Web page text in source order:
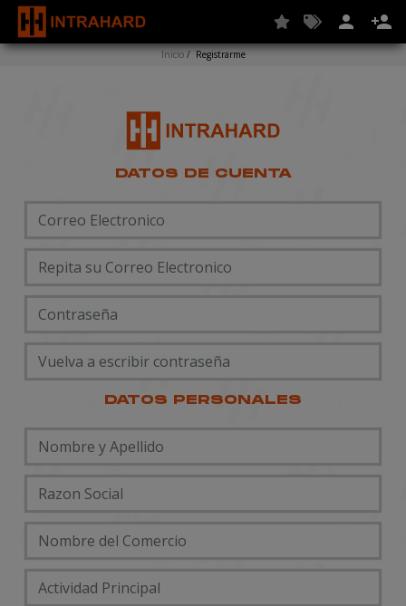
person person_add
Inicio/ Registrarme
DATOS DE CUENTA
DATOS PERSONALES